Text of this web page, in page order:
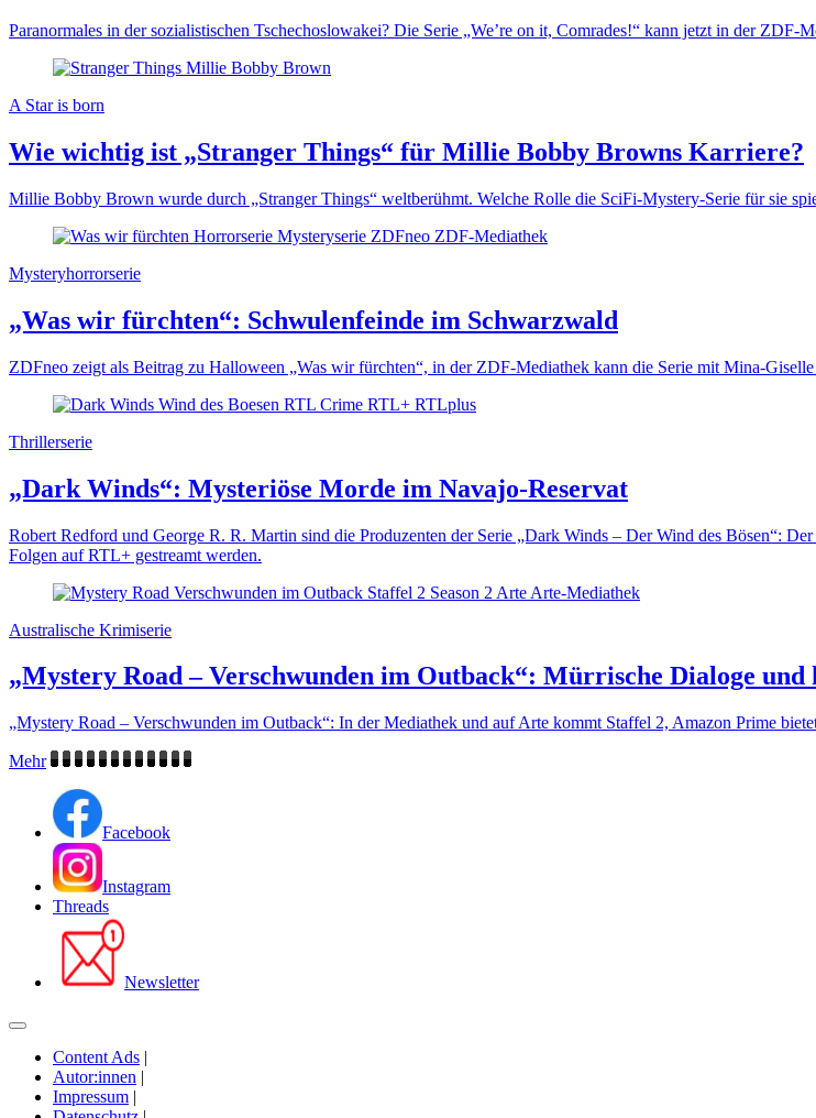
Paranormales in der sozialistischen Tschechoslowakei? Die Serie „We’re on it, Comrades!“ kann jetzt in der ZDF-
A Star is born
Wie wichtig ist „Stranger Things“ für Millie Bobby Browns Karriere?
Millie Bobby Brown wurde durch „Stranger Things“ weltberühmt. Welche Rolle die SciFi-Mystery-Serie für sie
Mysteryhorrorserie
„Was wir fürchten“: Schwulenfeinde im Schwarzwald
ZDFneo zeigt als Beitrag zu Halloween „Was wir fürchten“, in der ZDF-Mediathek kann die Serie mit Mina-
Thrillerserie
„Dark Winds“: Mysteriöse Morde im Navajo-Reservat
Robert Redford und George R. R. Martin sind die Produzenten der Serie „Dark Winds – Der Wind des Bösen“:
Folgen auf RTL+ gestreamt werden.
Australische Krimiserie
„Mystery Road – Verschwunden im Outback“: Mürrische Dialoge und
„Mystery Road – Verschwunden im Outback“: In der Mediathek und auf Arte kommt Staffel 2, Amazon Prime
Mehr
Facebook
Instagram
Threads
Newsletter
Content Ads |
Autor:innen |
Impressum |